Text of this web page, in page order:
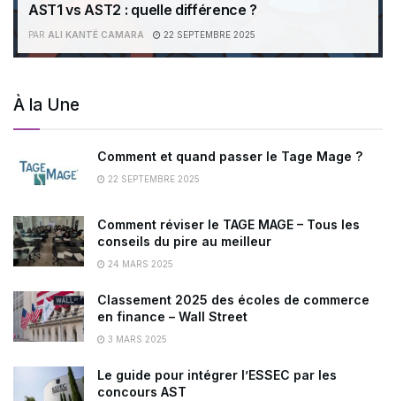
AST1 vs AST2 : quelle différence ?
PAR ALI KANTÉ CAMARA 22 SEPTEMBRE 2025
À la Une
Comment et quand passer le Tage Mage ?
22 SEPTEMBRE 2025
Comment réviser le TAGE MAGE – Tous les
conseils du pire au meilleur
24 MARS 2025
Classement 2025 des écoles de commerce
en finance – Wall Street
3 MARS 2025
Le guide pour intégrer l’ESSEC par les
concours AST